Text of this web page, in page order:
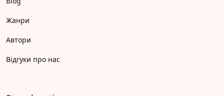
Жанри
Автори
Відгуки про нас